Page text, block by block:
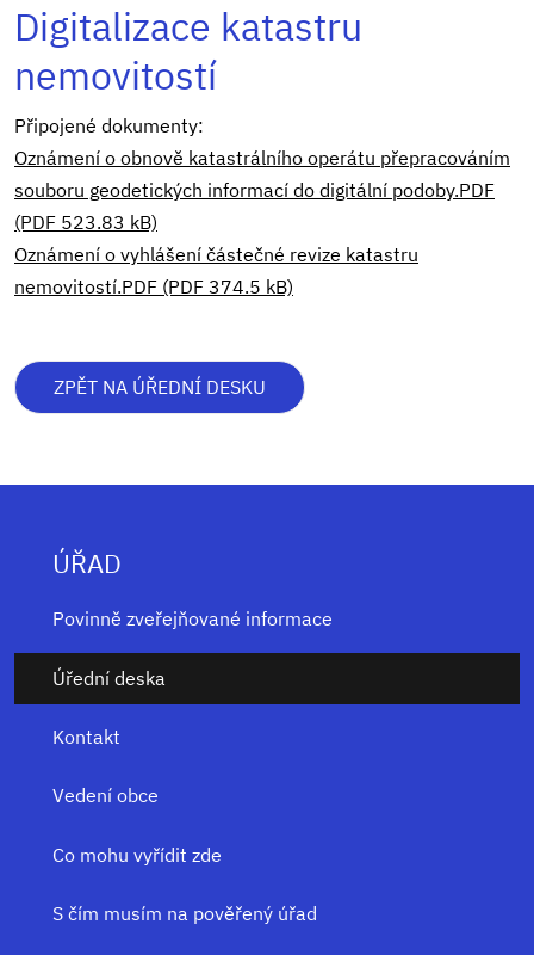
Digitalizace katastru
nemovitostí
Připojené dokumenty:
Oznámení o obnově katastrálního operátu přepracováním
souboru geodetických informací do digitální podoby.PDF
(PDF 523.83 kB)
Oznámení o vyhlášení částečné revize katastru
nemovitostí.PDF (PDF 374.5 kB)
ZPĚT NA ÚŘEDNÍ DESKU
ÚŘAD
Povinně zveřejňované informace
Úřední deska
Kontakt
Vedení obce
Co mohu vyřídit zde
S čím musím na pověřený úřad